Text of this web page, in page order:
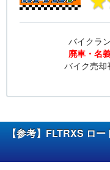
バイクラ
廃車・名
バイク売却
【参考】FLTRXS ロ